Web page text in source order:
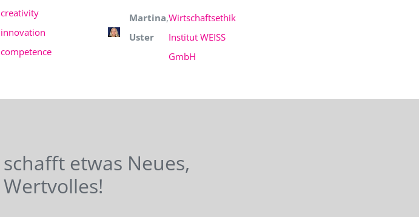
creativity
innovation
competence
Martina
Uster
,Wirtschaftsethik
Institut WEISS
GmbH
schafft etwas Neues,
Wertvolles!